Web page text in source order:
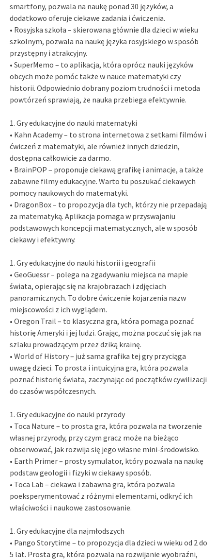
smartfony, pozwala na naukę ponad 30 języków, a
dodatkowo oferuje ciekawe zadania i ćwiczenia.
• Rosyjska szkoła – skierowana głównie dla dzieci w wieku
szkolnym, pozwala na naukę języka rosyjskiego w sposób
przystępny i atrakcyjny.
• SuperMemo – to aplikacja, która oprócz nauki języków
obcych może pomóc także w nauce matematyki czy
historii. Odpowiednio dobrany poziom trudności i metoda
powtórzeń sprawiają, że nauka przebiega efektywnie.
1. Gry edukacyjne do nauki matematyki
• Kahn Academy – to strona internetowa z setkami filmów i
ćwiczeń z matematyki, ale również innych dziedzin,
dostępna całkowicie za darmo.
• BrainPOP – proponuje ciekawą grafikę i animacje, a także
zabawne filmy edukacyjne. Warto tu poszukać ciekawych
pomocy naukowych do matematyki.
• DragonBox – to propozycja dla tych, którzy nie przepadają
za matematyką. Aplikacja pomaga w przyswajaniu
podstawowych koncepcji matematycznych, ale w sposób
ciekawy i efektywny.
1. Gry edukacyjne do nauki historii i geografii
• GeoGuessr – polega na zgadywaniu miejsca na mapie
świata, opierając się na krajobrazach i zdjęciach
panoramicznych. To dobre ćwiczenie kojarzenia nazw
miejscowości z ich wyglądem.
• Oregon Trail – to klasyczna gra, która pomaga poznać
historię Ameryki i jej ludzi. Grając, można poczuć się jak na
szlaku prowadzącym przez dziką krainę.
• World of History – już sama grafika tej gry przyciąga
uwagę dzieci. To prosta i intuicyjna gra, która pozwala
poznać historię świata, zaczynając od początków cywilizacji
do czasów współczesnych.
1. Gry edukacyjne do nauki przyrody
• Toca Nature – to prosta gra, która pozwala na tworzenie
własnej przyrody, przy czym gracz może na bieżąco
obserwować, jak rozwija się jego własne mini-środowisko.
• Earth Primer – prosty symulator, który pozwala na naukę
podstaw geologii i fizyki w ciekawy sposób.
• Toca Lab – ciekawa i zabawna gra, która pozwala
poeksperymentować z różnymi elementami, odkryć ich
właściwości i naukowe zastosowanie.
1. Gry edukacyjne dla najmłodszych
• Pango Storytime – to propozycja dla dzieci w wieku od 2 do
5 lat. Prosta gra, która pozwala na rozwijanie wyobraźni,